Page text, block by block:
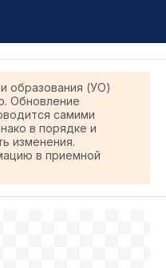
образования (УО)
Обновление
самими
в порядке и
изменения.
в приемной